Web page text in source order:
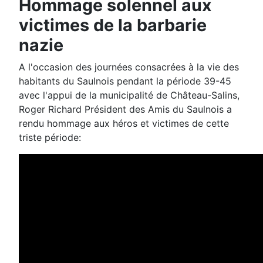
Hommage solennel aux
victimes de la barbarie
nazie
A l'occasion des journées consacrées à la vie des
habitants du Saulnois pendant la période 39-45
avec l'appui de la municipalité de Château-Salins,
Roger Richard Président des Amis du Saulnois a
rendu hommage aux héros et victimes de cette
triste période: